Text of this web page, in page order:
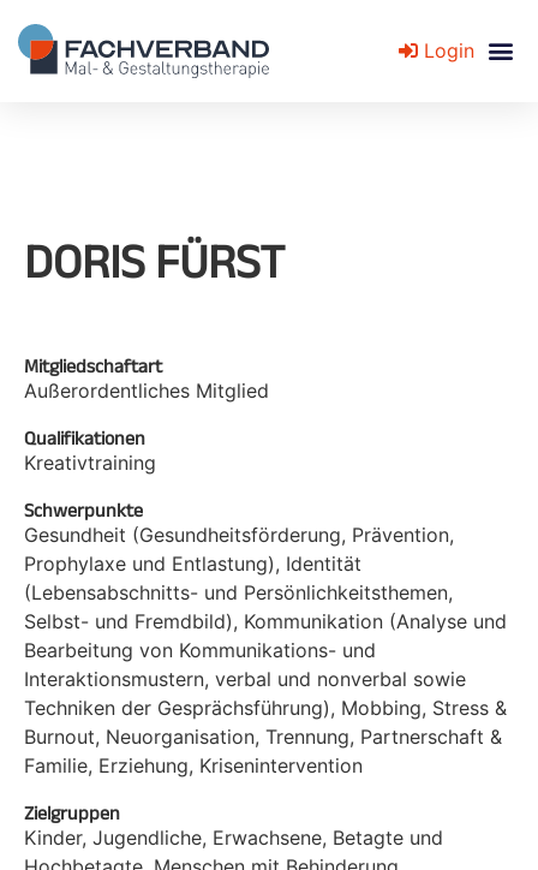
Login
DORIS FÜRST
Mitgliedschaftart
Außerordentliches Mitglied
Qualifikationen
Kreativtraining
Schwerpunkte
Gesundheit (Gesundheitsförderung, Prävention,
Prophylaxe und Entlastung), Identität
(Lebensabschnitts- und Persönlichkeitsthemen,
Selbst- und Fremdbild), Kommunikation (Analyse und
Bearbeitung von Kommunikations- und
Interaktionsmustern, verbal und nonverbal sowie
Techniken der Gesprächsführung), Mobbing, Stress &
Burnout, Neuorganisation, Trennung, Partnerschaft &
Familie, Erziehung, Krisenintervention
Zielgruppen
Kinder, Jugendliche, Erwachsene, Betagte und